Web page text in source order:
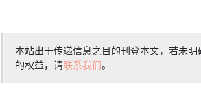
本站出于传递信息之目的刊登本文，若未
的权益，请联系我们。